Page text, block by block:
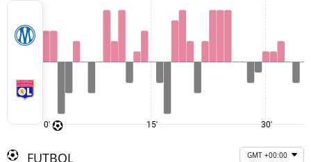
0' 15' 30'
FUTBOL GMT +00:00